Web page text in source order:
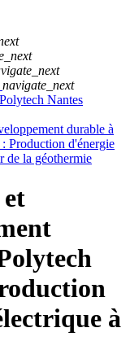
navigate_next
Nantes
durable à
Production d'énergie
de la géothermie
à